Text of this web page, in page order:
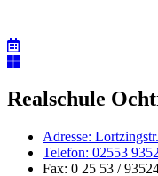
Realschule
Adresse:
Telefon: 02553
Fax: 0 25 53 /